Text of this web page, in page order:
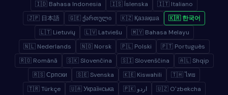
🇮🇩 Bahasa Indonesia
🇮🇸 Íslenska
🇮🇹 Italiano
🇯🇵 日本語
🇬🇪 ქართული 🇰🇿 Қазақша
🇰🇷 한국어
🇱🇹 Lietuvių
🇱🇻 Latviešu
🇲🇾 Bahasa Melayu
🇳🇱 Nederlands
🇳🇴 Norsk 🇵🇱 Polski
🇵🇹 Português
🇷🇴 Română
🇸🇰 Slovenčina 🇸🇮 Slovenščina
🇦🇱 Shqip
🇷🇸 Српски
🇸🇪 Svenska 🇰🇪 Kiswahili
🇹🇭 ไทย
🇹🇷 Türkçe
🇺🇦 Українська 🇵🇰 اردو 🇺🇿 Oʻzbekcha